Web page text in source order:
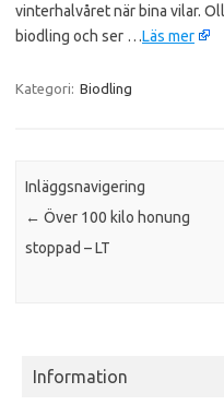
vinterhalvåret när bina vilar.
biodling och ser …Läs mer
Kategori: Biodling
Inläggsnavigering
← Över 100 kilo honung
stoppad – LT
Information